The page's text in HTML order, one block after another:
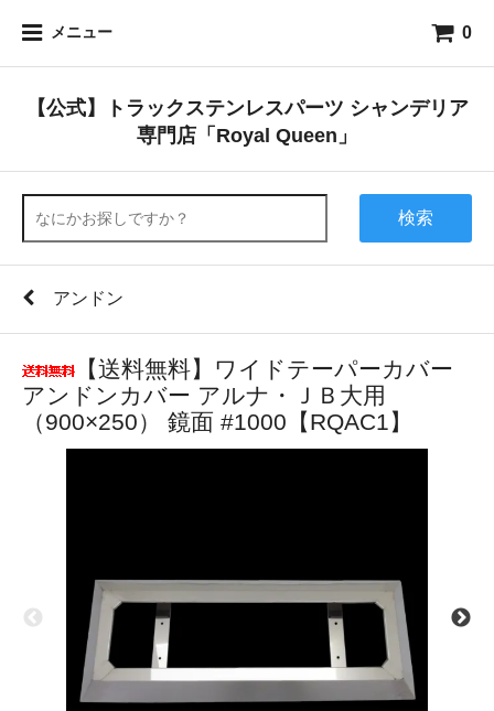
メニュー 0
【公式】トラックステンレスパーツ シャンデリア
専門店「Royal Queen」
検索
アンドン
【送料無料】ワイドテーパーカバー
アンドンカバー アルナ・ＪＢ大用
（900×250） 鏡面 #1000【RQAC1】